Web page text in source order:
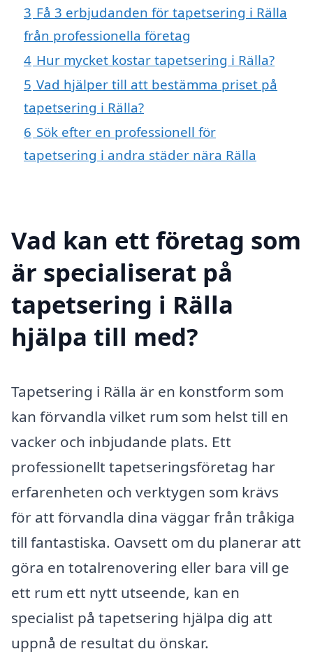
3 Få 3 erbjudanden för tapetsering i Rälla
från professionella företag
4 Hur mycket kostar tapetsering i Rälla?
5 Vad hjälper till att bestämma priset på
tapetsering i Rälla?
6 Sök efter en professionell för
tapetsering i andra städer nära Rälla
Vad kan ett företag som
är specialiserat på
tapetsering i Rälla
hjälpa till med?
Tapetsering i Rälla är en konstform som
kan förvandla vilket rum som helst till en
vacker och inbjudande plats. Ett
professionellt tapetseringsföretag har
erfarenheten och verktygen som krävs
för att förvandla dina väggar från tråkiga
till fantastiska. Oavsett om du planerar att
göra en totalrenovering eller bara vill ge
ett rum ett nytt utseende, kan en
specialist på tapetsering hjälpa dig att
uppnå de resultat du önskar.